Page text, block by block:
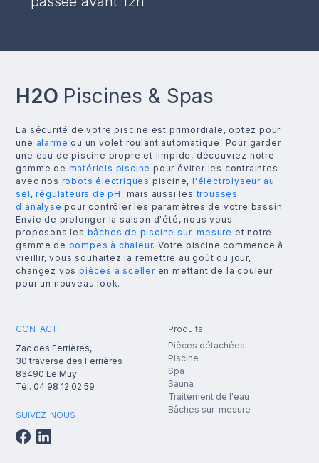
H2O Piscines & Spas
La sécurité de votre piscine est primordiale, optez pour
une alarme ou un volet roulant automatique. Pour garder
une eau de piscine propre et limpide, découvrez notre
gamme de matériels piscine pour éviter les contraintes
avec nos robots électriques piscine, l'électrolyseur au
sel ,régulateurs de pH , mais aussi lestrousses
d'analyse pour contrôler les paramètres de votre bassin.
Envie de prolonger la saison d'été, nous vous
proposons les bâches de piscine sur-mesure et notre
gamme de pompes à chaleur. Votre piscine commence à
vieillir, vous souhaitez la remettre au goût du jour,
changez vos pièces à scelleren mettant de la couleur
pour un nouveau look.
CONTACT
Zac des Ferrières,
30 traverse des Ferrières
83490 Le Muy
Tél. 04 98 12 02 59
SUIVEZ-NOUS
Produits
Pièces détachées
Piscine
Spa
Sauna
Traitement de l'eau
Bâches sur-mesure